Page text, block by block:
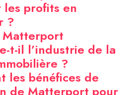
les profits en
?
Matterport
t-il l’industrie de la
?
les bénéfices de
de Matterport pour